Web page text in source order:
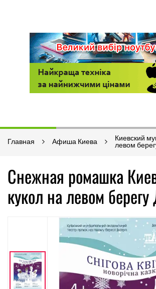
Главная Афиша Киева
Киевский
левом
Снежная ромашка
кукол на левом